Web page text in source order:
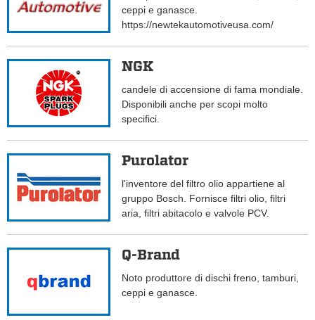
ceppi e ganasce.
https://newtekautomotiveusa.com/
NGK
candele di accensione di fama mondiale.
Disponibili anche per scopi molto
specifici.
Purolator
l'inventore del filtro olio appartiene al
gruppo Bosch. Fornisce filtri olio, filtri
aria, filtri abitacolo e valvole PCV.
Q-Brand
Noto produttore di dischi freno, tamburi,
ceppi e ganasce.